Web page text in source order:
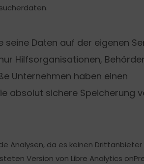
Daten auf der eigenen
Hilfsorganisationen,
Unternehmen haben einen
absolut sichere Speicherung
Analysen, da es keinen Drittanbieter
Version von Libre Analytics